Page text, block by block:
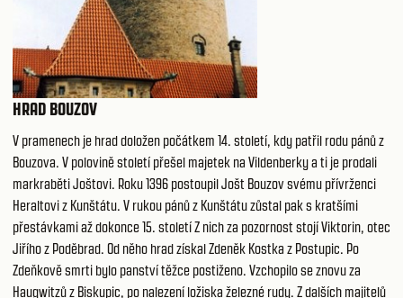
HRAD BOUZOV
V pramenech je hrad doložen počátkem 14. století, kdy patřil rodu pánů z
Bouzova. V polovině století přešel majetek na Vildenberky a ti je prodali
markraběti Joštovi. Roku 1396 postoupil Jošt Bouzov svému přívrženci
Heraltovi z Kunštátu. V rukou pánů z Kunštátu zůstal pak s kratšími
přestávkami až dokonce 15. století Z nich za pozornost stojí Viktorin, otec
Jiřího z Poděbrad. Od něho hrad získal Zdeněk Kostka z Postupic. Po
Zdeňkově smrti bylo panství těžce postiženo. Vzchopilo se znovu za
Haugwitzů z Biskupic, po nalezení ložiska železné rudy. Z dalších majitelů